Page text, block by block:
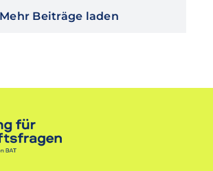
Mehr Beiträge laden